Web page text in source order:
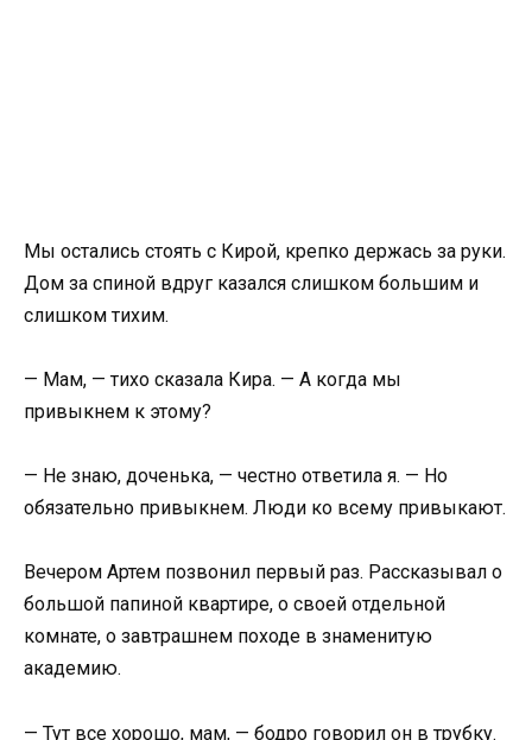
Мы остались стоять с Кирой, крепко держась за руки.
Дом за спиной вдруг казался слишком большим и
слишком тихим.
— Мам, — тихо сказала Кира. — А когда мы
привыкнем к этому?
— Не знаю, доченька, — честно ответила я. — Но
обязательно привыкнем. Люди ко всему привыкают.
Вечером Артем позвонил первый раз. Рассказывал о
большой папиной квартире, о своей отдельной
комнате, о завтрашнем походе в знаменитую
академию.
— Тут все хорошо, мам, — бодро говорил он в трубку.